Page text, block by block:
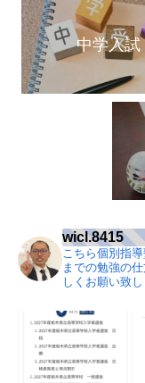
中学入試
wicl.8415
こちら個別指
までの勉強の
しくお願い致し